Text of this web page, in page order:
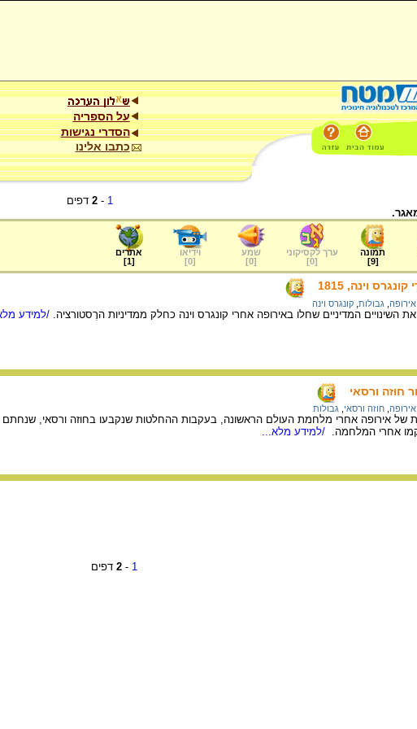
על הספריה
הסדרי נגישות
כתבו אלינו
1
-
2 דפים
תמונה
[
9
]
ערך לקסיקוני
[
0
]
שמע
[
0
]
וידיאו
[
0
]
אתרים
[
1
]
וינה, 1815
אירופה גבולות קונגרס וינה
השינויים המדיניים שחלו באירופה אחרי קונגרס וינה כחלק ממדיניות הרֶסטורציה. /למידע
חוזה ורסאי
אירופה חוזה ורסאי גבולות
אחרי המלחמה. /למידע מלא...
1
-
2 דפים